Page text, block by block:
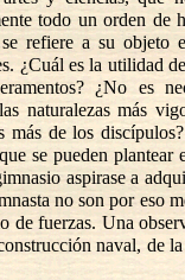
todo un orden de
refiere a su objeto
¿Cuál es la utilidad
¿No es
naturalezas más
más de los
se pueden
aspirase a
no son por eso
de fuerzas. Una
naval, de